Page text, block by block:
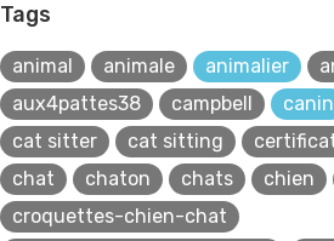
Tags
animal animale animalier
aux4pattes38
campbell canin
cat sitter
cat sitting
chat
chaton chats chien
croquettes-chien-chat